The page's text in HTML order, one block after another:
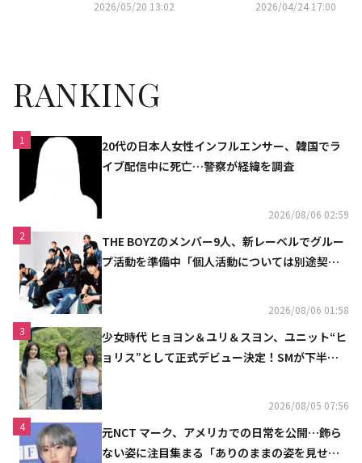
2026/05/20 13:02 2026/04/24 17:00
RANKING
1
20代の日本人女性インフルエンサー、韓国でラ
イブ配信中に死亡…警察が経緯を調査
2026/08/06 02:59
2
THE BOYZのメンバー9人、新レーベルでグルー
プ活動を準備中「個人活動については別途契約
2026/08/06 01:58
3
少女時代 ヒョヨン＆ユリ＆スヨン、ユニット“ヒ
ョリス”として正式デビュー決定！SMが下半期
2026/08/05 07:56
4
元NCT マーク、アメリカでの日常を公開…飾ら
ない姿に注目集まる「ありのままの姿を見せた